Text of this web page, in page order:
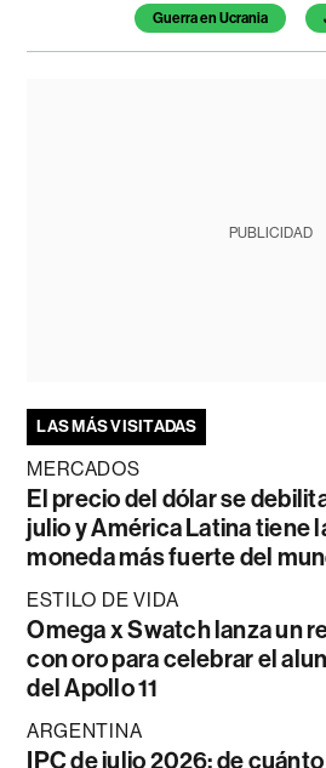
Guerra en Ucrania
PUBLICIDAD
LAS MÁS VISITADAS
MERCADOS
El precio del dólar se
julio y América Latina tiene
moneda más fuerte del
ESTILO DE VIDA
Omega x Swatch lanza un
con oro para celebrar el
del Apollo 11
ARGENTINA
IPC de julio 2026: de cuánto